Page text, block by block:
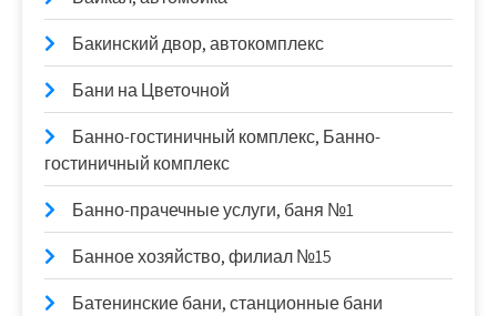
Бакинский двор, автокомплекс
Бани на Цветочной
Банно-гостиничный комплекс, Банно-
гостиничный комплекс
Банно-прачечные услуги, баня №1
Банное хозяйство, филиал №15
Батенинские бани, станционные бани